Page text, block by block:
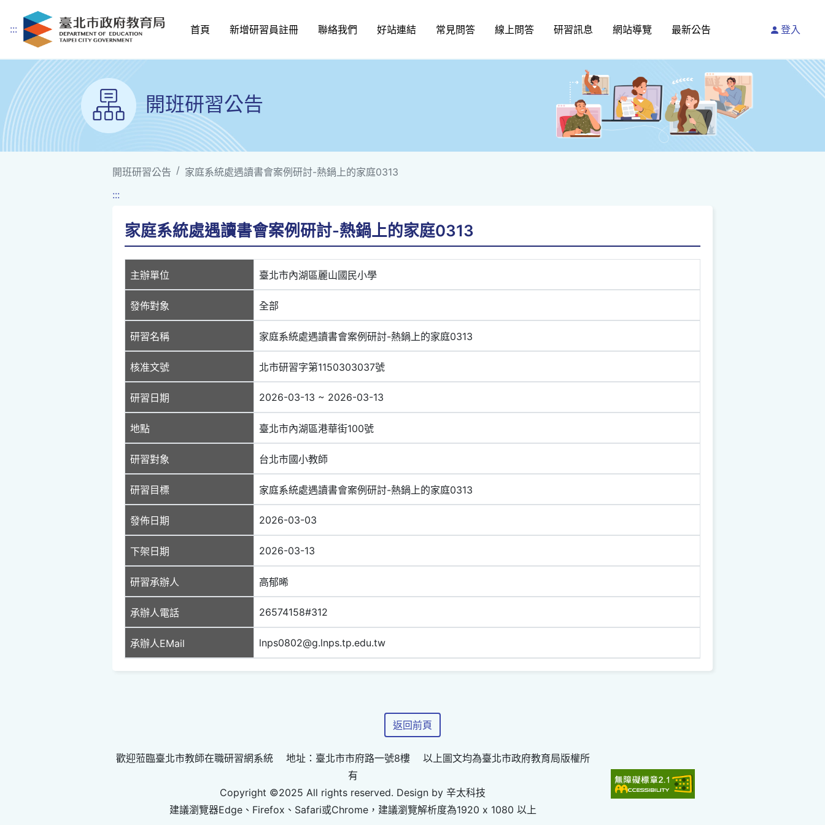
跳到主要內容
::: 首頁 新增研習員註冊 聯絡我們 好站連結 常見問答 線上問答 研習訊息 網站導覽 最新公告 登入
開班研習公告
開班研習公告
家庭系統處遇讀書會案例研討-熱鍋上的家庭0313
:::
家庭系統處遇讀書會案例研討-熱鍋上的家庭0313
主辦單位 臺北市內湖區麗山國民小學
發佈對象 全部
研習名稱 家庭系統處遇讀書會案例研討-熱鍋上的家庭0313
核准文號 北市研習字第1150303037號
研習日期 2026-03-13 ~ 2026-03-13
地點 臺北市內湖區港華街100號
研習對象 台北市國小教師
研習目標 家庭系統處遇讀書會案例研討-熱鍋上的家庭0313
發佈日期 2026-03-03
下架日期 2026-03-13
研習承辦人 高郁晞
承辦人電話 26574158#312
承辦人EMail lnps0802@g.lnps.tp.edu.tw
返回前頁
歡迎蒞臨臺北市教師在職研習網系統 地址：臺北市市府路一號8樓 以上圖文均為臺北市政府教育局版權所
有
Copyright ©2025 All rights reserved. Design by 辛太科技
建議瀏覽器Edge、Firefox、Safari或Chrome，建議瀏覽解析度為1920 x 1080 以上